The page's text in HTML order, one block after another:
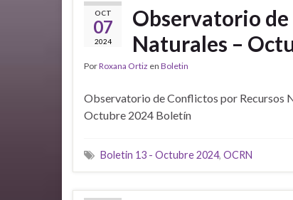
OCT
07
2024
Observatorio
Naturales –
PorRoxana Ortiz en Boletin
Observatorio de Conflictos por Recursos
Octubre 2024 Boletín
Boletin 13 - Octubre 2024, OCRN